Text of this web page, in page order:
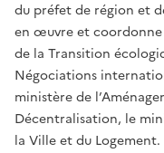
du préfet de région et
en œuvre et coordonne
de la Transition
Négociations
ministère de
Décentralisation, le
la Ville et du Logement.